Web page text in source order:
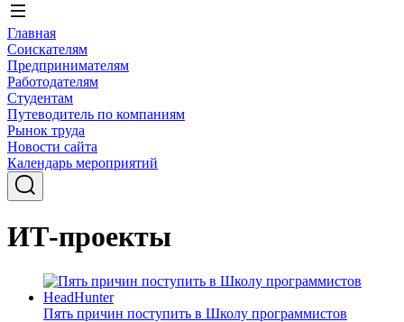
Главная
Соискателям
Предпринимателям
Работодателям
Студентам
Путеводитель по компаниям
Рынок труда
Новости сайта
Календарь мероприятий
ИТ-проекты
Пять причин поступить в Школу программистов